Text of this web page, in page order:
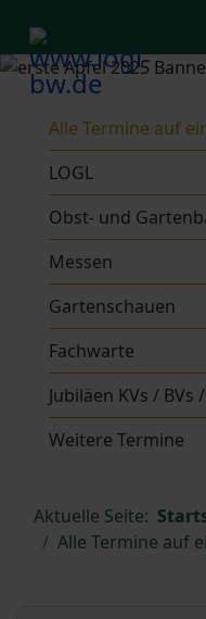
Alle Termine auf
LOGL
Obst- und
Messen
Gartenschauen
Fachwarte
Jubiläen KVs / BVs
Weitere Termine
Aktuelle Seite:
Alle Termine auf